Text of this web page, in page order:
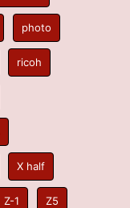
photo
ricoh
X half
Z-1 Z5